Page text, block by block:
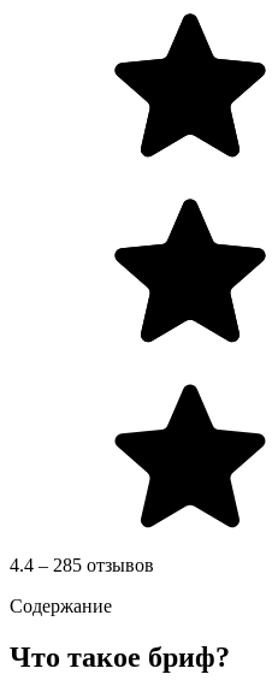
4.4 – 285 отзывов
Содержание
Что такое бриф?